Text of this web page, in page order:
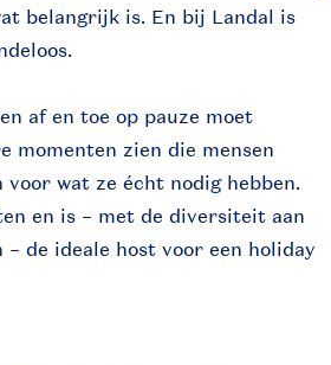
belangrijk is. En bij Landal is
af en toe op pauze moet
momenten zien die mensen
wat ze écht nodig hebben.
en is – met de diversiteit aan
de ideale host voor een holiday